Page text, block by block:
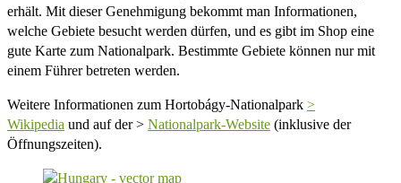
erhält. Mit dieser Genehmigung bekommt man Informationen,
welche Gebiete besucht werden dürfen, und es gibt im Shop eine
gute Karte zum Nationalpark. Bestimmte Gebiete können nur mit
einem Führer betreten werden.
Weitere Informationen zum Hortobágy-Nationalpark >
Wikipedia und auf der > Nationalpark-Website (inklusive der
Öffnungszeiten).